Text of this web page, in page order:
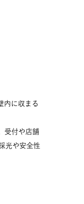
内に収まる
受付や店舗
光や安全性